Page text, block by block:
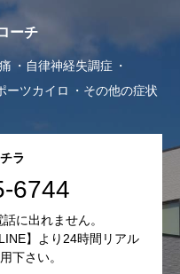
ーチ
自律神経失調症
ーツカイロ その他の症状
ラ
6744
に出れません。
】より24時間リアル
下さい。